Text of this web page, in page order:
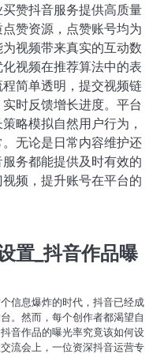
赞抖音服务提供高质量
赞资源，点赞账号均为
视频带来真实的互动数
视频在推荐算法中的表
简单透明，提交视频链
时反馈增长进度。平台
略模拟自然用户行为，
无论是日常内容维护还
务都能提供及时有效的
频，提升账号在平台的
置_抖音作品曝
信息爆炸的时代，抖音已经成
。然而，每个创作者都渴望自
音作品的曝光率究竟该如何设
流会上，一位资深抖音运营专